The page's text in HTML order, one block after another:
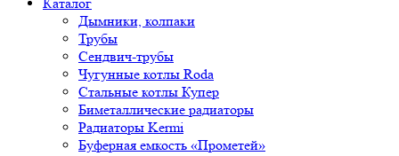
Дымники, колпаки
Трубы
Сендвич-трубы
Чугунные котлы Roda
Стальные котлы Купер
Биметаллические радиаторы
Радиаторы Kermi
Буферная емкость «Прометей»